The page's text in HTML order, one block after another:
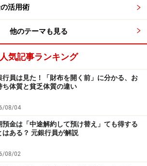
数料無料のネット銀行等に口座を開設
に備えるのは節約につながりますよ！
活用術
他のテーマも見る
人気記事ランキング
行員は見た！「財布を開く前」に分かる、お
ち体質と貧乏体質の違い
08/04
預金は「中途解約して預け替え」ても得する
はある？ 元銀行員が解説
08/02